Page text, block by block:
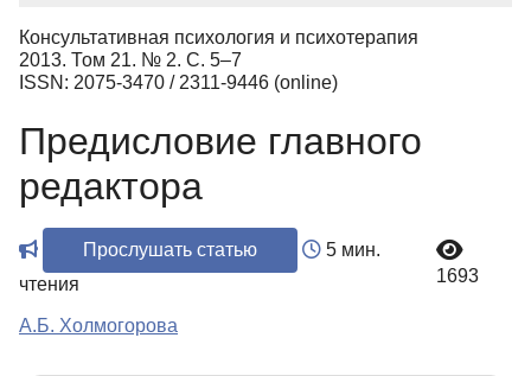
КЛЮЧЕВЫЕ СЛОВА
Регистрация
Консультативная психология и психотерапия
2013. Том 21. № 2. С. 5–7
ISSN: 2075-3470 / 2311-9446 (online)
Предисловие главного
редактора
Прослушать статью
5 мин.
чтения
1693
А.Б. Холмогорова